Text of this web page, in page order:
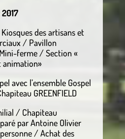
des artisans et
/ Pavillon
ferme / Section «
animation»
avec l’ensemble Gospel
GREENFIELD
/ Chapiteau
par Antoine Olivier
/ Achat des